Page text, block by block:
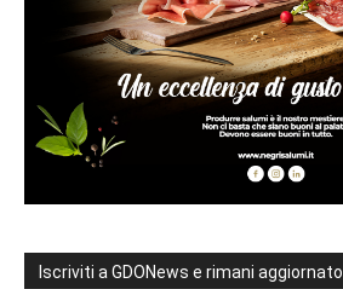
Iscriviti a GDONews e rimani aggiornato